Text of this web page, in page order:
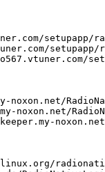
setupapp/
setupapp/
noxon.net/
noxon.net/